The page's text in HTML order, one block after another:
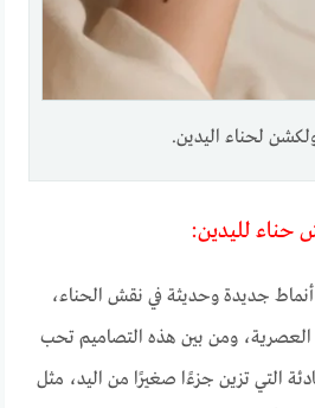
لحناء اليدين.
حناء لليدين:
جديدة وحديثة في نقش الحناء،
العصرية، ومن بين هذه التصاميم تحب
التي تزين جزءًا صغيرًا من اليد، مثل